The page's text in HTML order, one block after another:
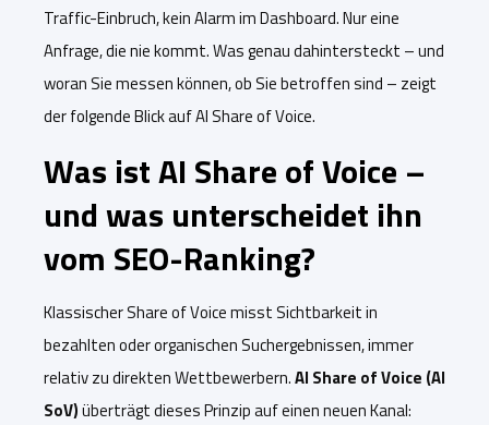
Traffic-Einbruch, kein Alarm im Dashboard. Nur eine
Anfrage, die nie kommt. Was genau dahintersteckt – und
woran Sie messen können, ob Sie betroffen sind – zeigt
der folgende Blick auf AI Share of Voice.
Was ist AI Share of Voice –
und was unterscheidet ihn
vom SEO-Ranking?
Klassischer Share of Voice misst Sichtbarkeit in
bezahlten oder organischen Suchergebnissen, immer
relativ zu direkten Wettbewerbern.AI Share of Voice (AI
SoV)überträgt dieses Prinzip auf einen neuen Kanal: